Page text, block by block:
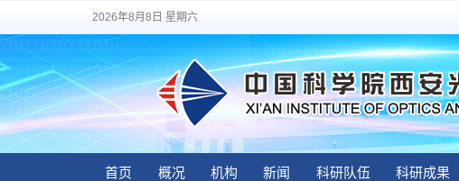
2026年8月8日 星期六
首页 概况 机构 新闻 科研队伍 科研成果